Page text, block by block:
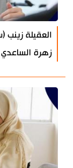
العقيلة
زهرة الساعدي